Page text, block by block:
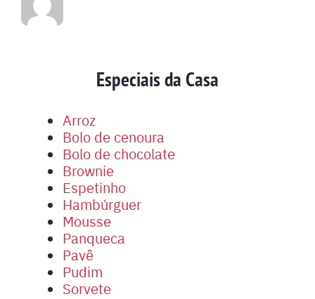
Especiais da Casa
Arroz
Bolo de cenoura
Bolo de chocolate
Brownie
Espetinho
Hambúrguer
Mousse
Panqueca
Pavê
Pudim
Sorvete